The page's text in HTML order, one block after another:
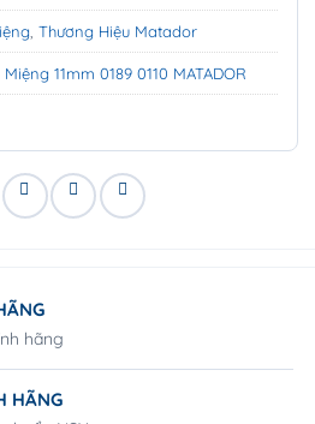
Thương Hiệu Matador
11mm 0189 0110 MATADOR
hãng
HÃNG